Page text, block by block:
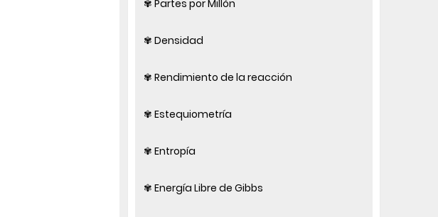
✾ Partes por Millón
✾ Densidad
✾ Rendimiento de la reacción
✾ Estequiometría
✾ Entropía
✾ Energía Libre de Gibbs